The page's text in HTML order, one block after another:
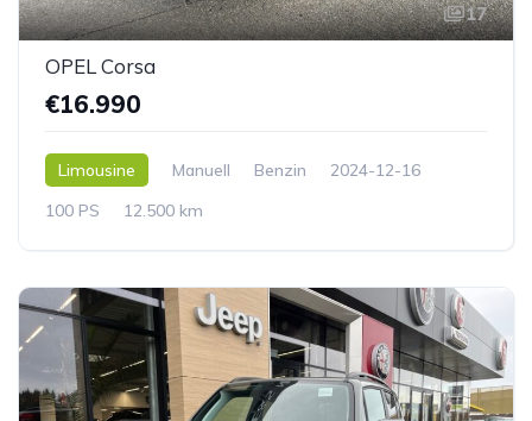
17
OPEL Corsa
€16.990
Limousine Manuell Benzin
2024-12-16
100 PS
12.500 km